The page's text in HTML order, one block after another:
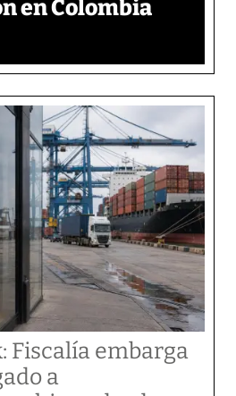
en Colombia
Fiscalía embarga
a